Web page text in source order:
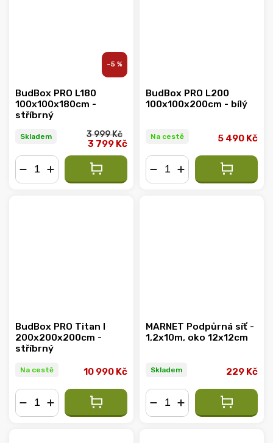
–5 %
BudBox PRO L180
100x100x180cm -
stříbrný
Skladem 3 999 Kč
3 799 Kč
BudBox PRO L200
100x100x200cm - bílý
Na cestě 5 490 Kč
BudBox PRO Titan I
200x200x200cm -
stříbrný
Na cestě 10 990 Kč
MARNET Podpůrná síť -
1,2x10m, oko 12x12cm
Skladem 229 Kč